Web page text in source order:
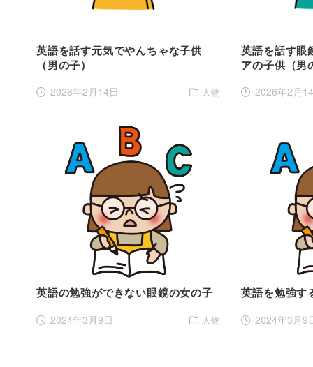
英語を話す元気でやんちゃな子供
（男の子）
2026年2月14日 人物
英語を話す眼
アの子供（男
2026年2月
英語の勉強ができない眼鏡の女の子
2024年3月9日 人物
英語を勉強す
2024年3月9